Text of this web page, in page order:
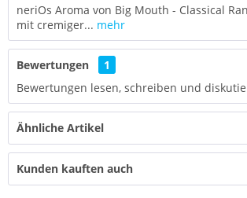
neriOs Aroma von Big Mouth - Classical
mit cremiger... mehr
Bewertungen
1
Bewertungen lesen, schreiben und
Ähnliche Artikel
Kunden kauften auch